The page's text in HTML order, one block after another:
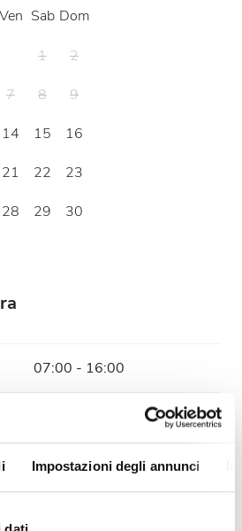
Impostazioni degli annunci
Ven Sab Dom
1
2
7 8
9
14 15
16
21 22
23
28 29
30
07:00 - 16:00
07:00 - 16:00